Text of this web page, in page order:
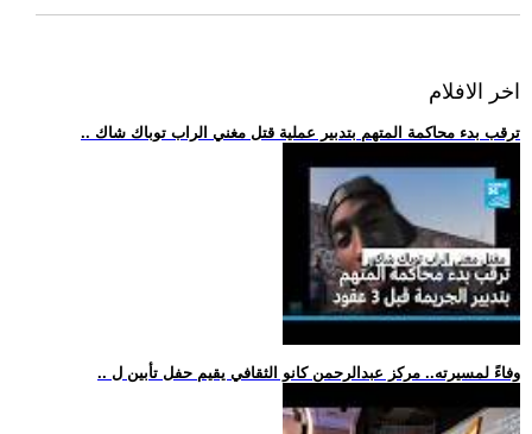
اخر الافلام
.. ترقب بدء محاكمة المتهم بتدبير عملية قتل مغني الراب توباك شاك
.. وفاءً لمسيرته.. مركز عبدالرحمن كانو الثقافي يقيم حفل تأبين ل